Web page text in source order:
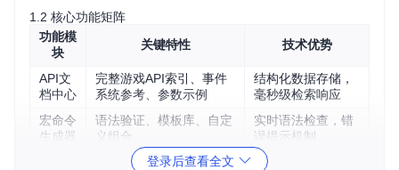
1.2 核心功能矩阵
功能模
块
关键特性 技术优势
API文
档中心
完整游戏API索引、事件
系统参考、参数示例
结构化数据存储，
毫秒级检索响应
宏命令
生成器
语法验证、模板库、自定
义组合
实时语法检查，错
误提示机制
代码示例库、调试日志分
基于真实项目案例
登录后查看全文